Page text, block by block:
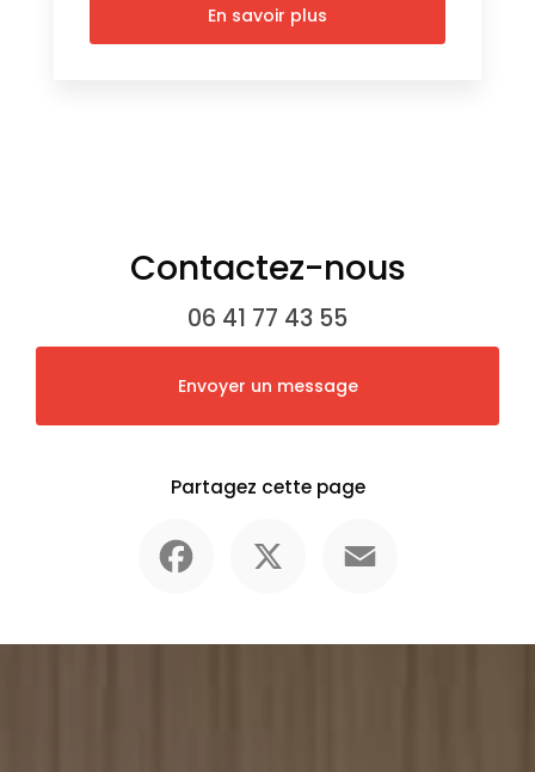
En savoir plus
Contactez-nous
06 41 77 43 55
Envoyer un message
Partagez cette page